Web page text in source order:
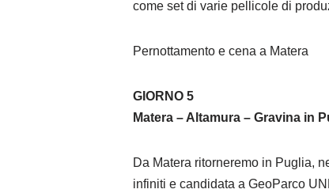
come set di varie pellicole di
Pernottamento e cena a Matera
GIORNO 5
Matera – Altamura – Gravina in
Da Matera ritorneremo in Puglia,
infiniti e candidata a GeoParco